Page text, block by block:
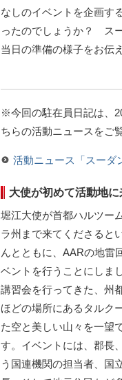
なしのイベントを企画す
ったのでしょうか？ ス
当日の準備の様子をお伝
※今回の駐在員日記は、
ちらの活動ニュースをご
活動ニュース「スーダ
大使が初めて活動地に
堀江大使が首都ハルツー
ラ州まで来てくださると
んとともに、AARの地雷
ベントを行うことにしま
講習会を行ってきた、州
ほどの場所にあるタルク
た空と美しい山々を一望
す。イベントには、郡長
う国連機関の担当者、国